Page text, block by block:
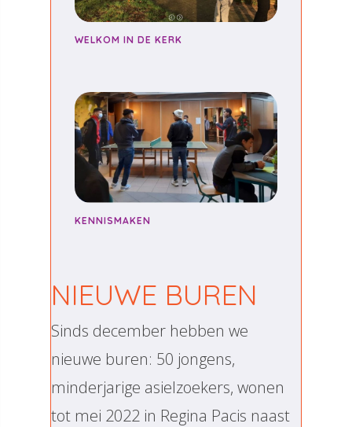
WELKOM IN DE KERK
KENNISMAKEN
NIEUWE BUREN
Sinds december hebben we
nieuwe buren: 50 jongens,
minderjarige asielzoekers, wonen
tot mei 2022 in Regina Pacis naast